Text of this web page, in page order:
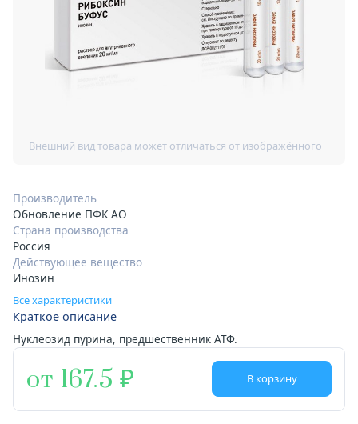
Производитель
Обновление ПФК АО
Страна производства
Россия
Действующее вещество
Инозин
Все характеристики
Краткое описание
Нуклеозид пурина, предшественник АТФ.
от 167.5 В корзину